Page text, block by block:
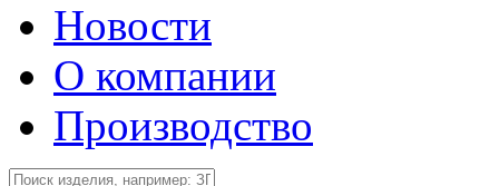
Новости
О компании
Производство